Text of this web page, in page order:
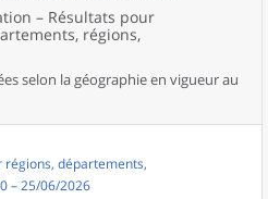
– Résultats pour
régions,
selon la géographie en vigueur au
régions, départements,
– 25/06/2026